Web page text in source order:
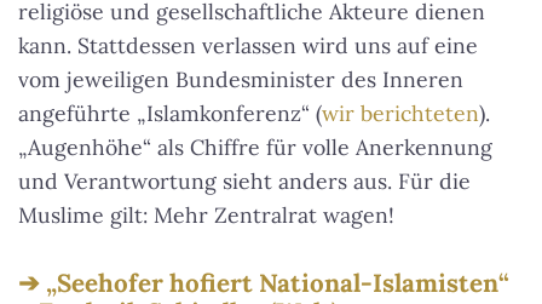
religiöse und gesellschaftliche Akteure dienen
kann. Stattdessen verlassen wird uns auf eine
vom jeweiligen Bundesminister des Inneren
angeführte „Islamkonferenz“ (wir berichteten).
„Augenhöhe“ als Chiffre für volle Anerkennung
und Verantwortung sieht anders aus. Für die
Muslime gilt: Mehr Zentralrat wagen!
„Seehofer hofiert National-Islamisten“